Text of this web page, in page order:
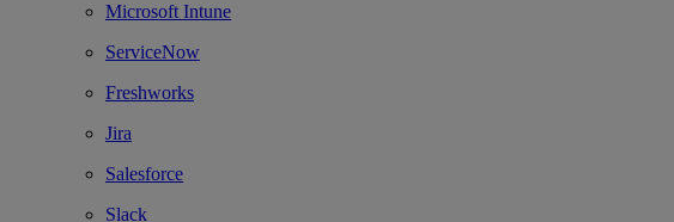
Microsoft Intune
ServiceNow
Freshworks
Jira
Salesforce
Slack